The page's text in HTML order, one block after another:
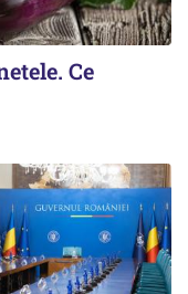
Ce